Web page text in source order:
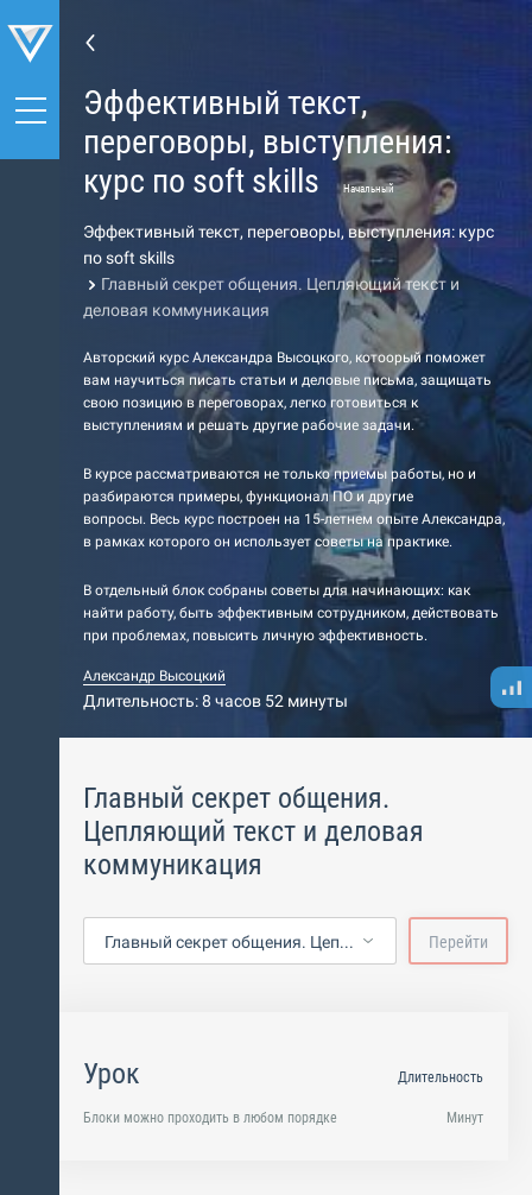
Эффективный текст,
переговоры, выступления:
курс по soft skills
Начальный
Эффективный текст, переговоры, выступления: курс
по soft skills
Главный секрет общения. Цепляющий текст и
деловая коммуникация
Авторский курс Александра Высоцкого, котоорый поможет
вам научиться писать статьи и деловые письма, защищать
свою позицию в переговорах, легко готовиться к
выступлениям и решать другие рабочие задачи.
В курсе рассматриваются не только приемы работы, но и
разбираются примеры, функционал ПО и другие
вопросы. Весь курс построен на 15-летнем опыте Александра,
в рамках которого он использует советы на практике.
В отдельный блок собраны советы для начинающих: как
найти работу, быть эффективным сотрудником, действовать
при проблемах, повысить личную эффективность.
Александр Высоцкий
Длительность: 8 часов 52 минуты
Главный секрет общения.
Цепляющий текст и деловая
коммуникация
Главный секрет общения. Цепляющий текст и деловая коммуникация Перейти
Урок
Блоки можно проходить в любом порядке
Длительность
Минут